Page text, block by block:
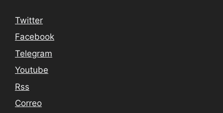
Twitter
Facebook
Telegram
Youtube
Rss
Correo